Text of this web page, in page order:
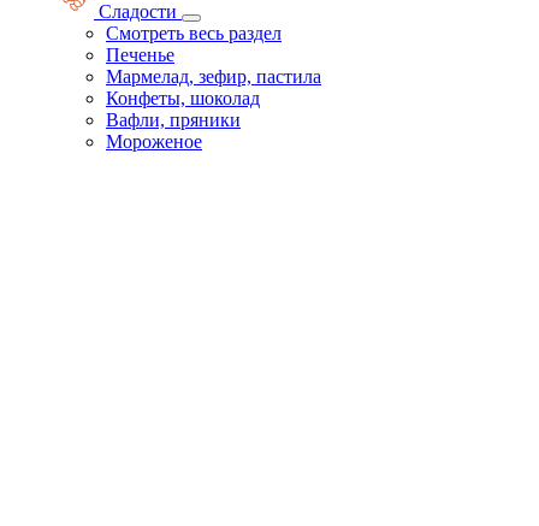
Сладости
Смотреть весь раздел
Печенье
Мармелад, зефир, пастила
Конфеты, шоколад
Вафли, пряники
Мороженое